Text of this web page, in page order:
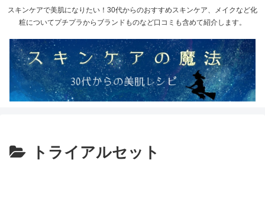
スキンケアで美肌になりたい！30代からのおすすめスキンケア、メイクなど化
粧についてプチプラからブランドものなど口コミも含めて紹介します。
トライアルセット